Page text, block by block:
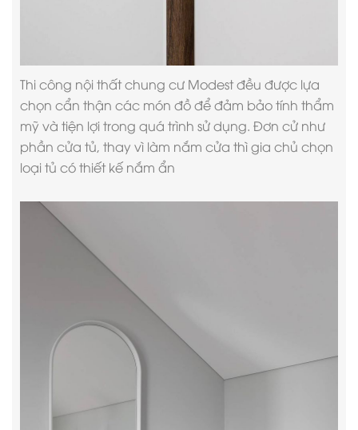
Thi công nội thất chung cư Modest đều được lựa
chọn cẩn thận các món đồ để đảm bảo tính thẩm
mỹ và tiện lợi trong quá trình sử dụng. Đơn cử như
phần cửa tủ, thay vì làm nắm cửa thì gia chủ chọn
loại tủ có thiết kế nắm ẩn